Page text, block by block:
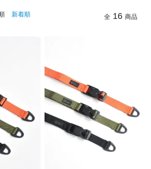
新着順 全 16 商品